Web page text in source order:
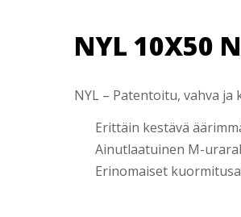
NYL 10X50
NYL – Patentoitu, vahva
Erittäin kestävä
Ainutlaatuinen M-
Erinomaiset